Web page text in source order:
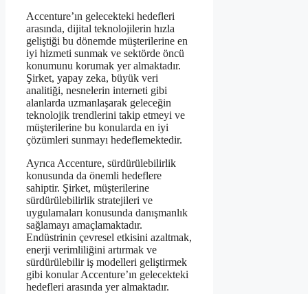
Accenture’ın gelecekteki hedefleri
arasında, dijital teknolojilerin hızla
geliştiği bu dönemde müşterilerine en
iyi hizmeti sunmak ve sektörde öncü
konumunu korumak yer almaktadır.
Şirket, yapay zeka, büyük veri
analitiği, nesnelerin interneti gibi
alanlarda uzmanlaşarak geleceğin
teknolojik trendlerini takip etmeyi ve
müşterilerine bu konularda en iyi
çözümleri sunmayı hedeflemektedir.
Ayrıca Accenture, sürdürülebilirlik
konusunda da önemli hedeflere
sahiptir. Şirket, müşterilerine
sürdürülebilirlik stratejileri ve
uygulamaları konusunda danışmanlık
sağlamayı amaçlamaktadır.
Endüstrinin çevresel etkisini azaltmak,
enerji verimliliğini artırmak ve
sürdürülebilir iş modelleri geliştirmek
gibi konular Accenture’ın gelecekteki
hedefleri arasında yer almaktadır.